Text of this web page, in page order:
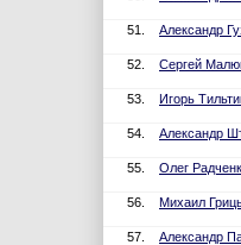
51. Александр
52. Сергей
53. Игорь
54. Александр
55. Олег
56. Михаил
57. Александр